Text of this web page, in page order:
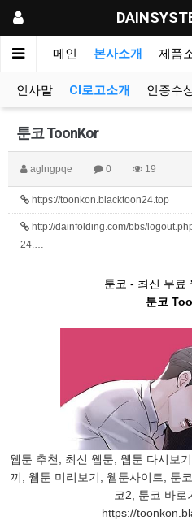
메인 본사소개 제품
인사말 CI로고소개 인증수
툰코 ToonKor
aglngpqe 0 19
https://toonkon.blacktoon24.top
http://dainfolding.com/bbs/
24.…
툰코 - 최신 무료
툰코
웹툰 추천, 최신 웹툰, 웹툰 다시보
끼, 웹툰 미리보기, 웹툰사이트, 툰
코2, 툰코 바로
https://